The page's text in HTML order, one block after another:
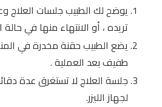
يوضح لك الطبيب جلسات العلاج
تريده ، أو الانتهاء منها في حالة
يضع الطبيب حقنة مخدرة في
طفيف بعد العملية .
جلسة العلاج لا تستغرق عدة
لجهاز الليزر.